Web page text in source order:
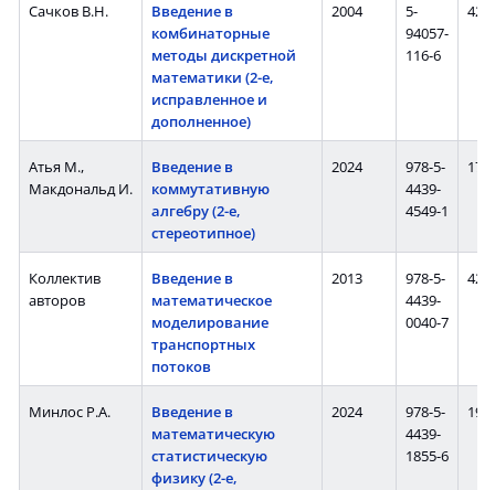
Сачков В.Н.
Введение в
комбинаторные
методы дискретной
математики (2-е,
исправленное и
дополненное)
2004
5-
94057-
116-6
424
Атья М.,
Макдональд И.
Введение в
коммутативную
алгебру (2-е,
стереотипное)
2024
978-5-
4439-
4549-1
176
Коллектив
авторов
Введение в
математическое
моделирование
транспортных
потоков
2013
978-5-
4439-
0040-7
427
Минлос Р.А.
Введение в
математическую
статистическую
физику (2-е,
2024
978-5-
4439-
1855-6
192